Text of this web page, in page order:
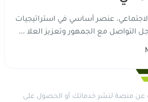
عنصر أساسي في استراتيجيات
التواصل مع الجمهور وتعزيز العلا ...
منصة لنشر خدماتك أو الحصول على